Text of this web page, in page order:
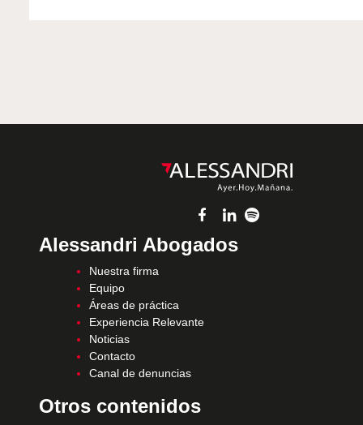
Alessandri Abogados
Nuestra firma
Equipo
Áreas de práctica
Experiencia Relevante
Noticias
Contacto
Canal de denuncias
Otros contenidos